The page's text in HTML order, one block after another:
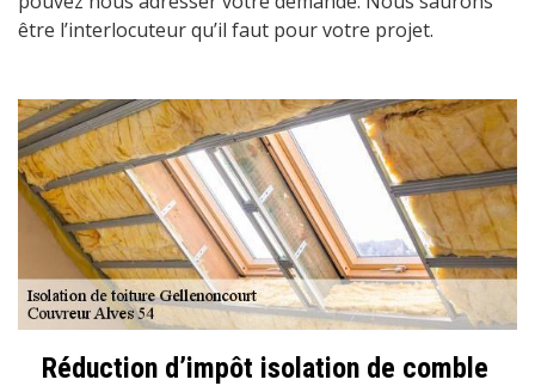
être l’interlocuteur qu’il faut pour votre projet.
Réduction d’impôt isolation de comble